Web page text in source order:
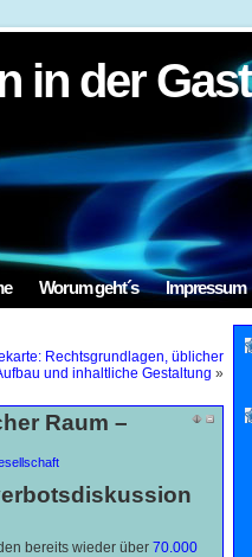
in der
Worum geht´s Impressum
Rechtsgrundlagen, üblicher
und inhaltliche Gestaltung »
Raum –
bereits wieder über 70.000